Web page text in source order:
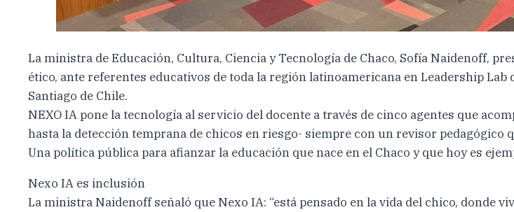
La ministra de Educación, Cultura, Ciencia y Tecnología de Chaco, Sofía Naidenoff,
ético, ante referentes educativos de toda la región latinoamericana en Leadership
Santiago de Chile.
NEXO IA pone la tecnología al servicio del docente a través de cinco agentes que
hasta la detección temprana de chicos en riesgo- siempre con un revisor pedagógico
Una política pública para afianzar la educación que nace en el Chaco y que hoy es
Nexo IA es inclusión
La ministra Naidenoff señaló que Nexo IA: “está pensado en la vida del chico, donde